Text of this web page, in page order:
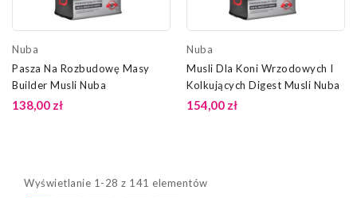
Nuba
Pasza Na Rozbudowę Masy
Builder Musli Nuba
138,00 zł
Nuba
Musli Dla Koni Wrzodowych I
Kolkujących Digest Musli Nuba
154,00 zł
Wyświetlanie 1-28 z 141 elementów